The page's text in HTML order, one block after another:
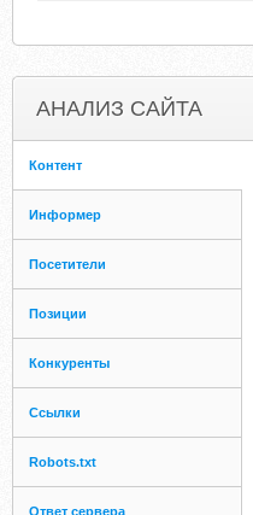
АНАЛИЗ САЙТА
Контент
Информер
Посетители
Позиции
Конкуренты
Ссылки
Robots.txt
Ответ сервера